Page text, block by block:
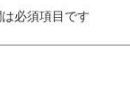
必須項目です